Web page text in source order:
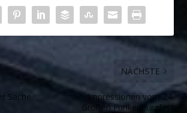
Sache
NÄCHSTE
Impressionen vom 24.
Großen Funkenburgfest